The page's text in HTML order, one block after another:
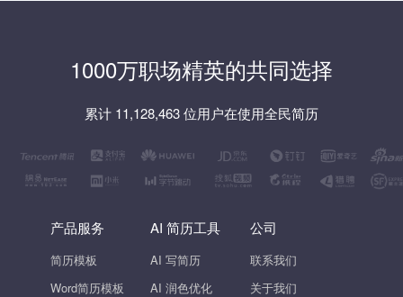
1000万职场精英的共同选择
累计 11,128,463 位用户在使用全民简历
产品服务
简历模板
Word简历模板
AI 简历工具
AI 写简历
AI 润色优化
公司
联系我们
关于我们